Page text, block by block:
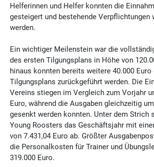
Helferinnen und Helfer konnten die
gesteigert und bestehende Verpflichtungen
werden.
Ein wichtiger Meilenstein war die
des ersten Tilgungsplans in Höhe von
hinaus konnten bereits weitere 40.000 Euro
Tilgungsplans zurückgeführt werden. Die
Vereins stiegen im Vergleich zum Vorjahr
Euro, während die Ausgaben gleichzeitig
gesenkt werden konnten. Unter dem Strich
Young Roosters das Geschäftsjahr mit
von 7.431,04 Euro ab. Größter
die Personalkosten für Trainer und
319.000 Euro.